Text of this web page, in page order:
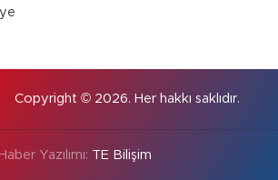
Copyright © 2026. Her hakkı saklıdır.
Haber Yazılımı: TE Bilişim